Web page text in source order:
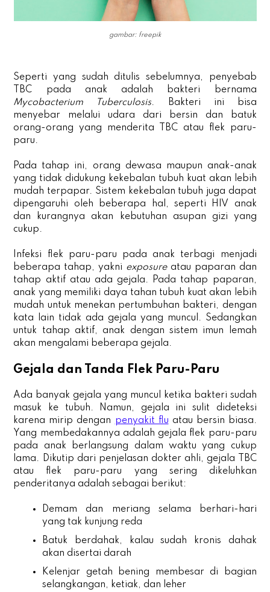
gambar: freepik
Seperti yang sudah ditulis sebelumnya, penyebab
TBC pada anak adalah bakteri bernama
Mycobacterium Tuberculosis. Bakteri ini bisa
menyebar melalui udara dari bersin dan batuk
orang-orang yang menderita TBC atau flek paru-
paru.
Pada tahap ini, orang dewasa maupun anak-anak
yang tidak didukung kekebalan tubuh kuat akan lebih
mudah terpapar. Sistem kekebalan tubuh juga dapat
dipengaruhi oleh beberapa hal, seperti HIV anak
dan kurangnya akan kebutuhan asupan gizi yang
cukup.
Infeksi flek paru-paru pada anak terbagi menjadi
beberapa tahap, yakni exposureatau paparan dan
tahap aktif atau ada gejala. Pada tahap paparan,
anak yang memiliki daya tahan tubuh kuat akan lebih
mudah untuk menekan pertumbuhan bakteri, dengan
kata lain tidak ada gejala yang muncul. Sedangkan
untuk tahap aktif, anak dengan sistem imun lemah
akan mengalami beberapa gejala.
Gejala dan Tanda Flek Paru-Paru
Ada banyak gejala yang muncul ketika bakteri sudah
masuk ke tubuh. Namun, gejala ini sulit dideteksi
karena mirip dengan penyakit flu atau bersin biasa.
Yang membedakannya adalah gejala flek paru-paru
pada anak berlangsung dalam waktu yang cukup
lama. Dikutip dari penjelasan dokter ahli, gejala TBC
atau flek paru-paru yang sering dikeluhkan
penderitanya adalah sebagai berikut:
Demam dan meriang selama berhari-hari
yang tak kunjung reda
Batuk berdahak, kalau sudah kronis dahak
akan disertai darah
Kelenjar getah bening membesar di bagian
selangkangan, ketiak, dan leher